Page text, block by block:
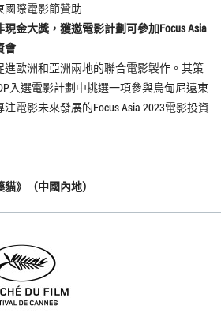
國際電影節贊助
金大獎，獲邀電影計劃可參加Focus Asia
會
進歐洲和亞洲兩地的聯合電影製作。其策
入選電影計劃中挑選一項參與烏甸尼遠東
電影未來發展的Focus Asia 2023電影投資
》（中國內地）